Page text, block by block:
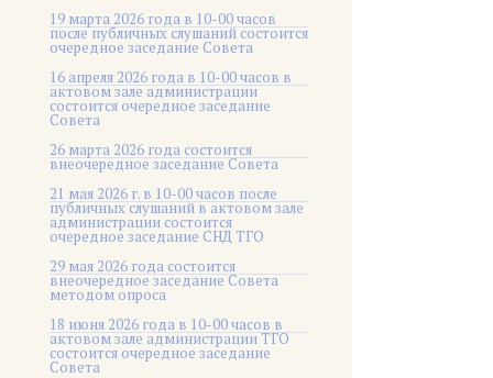
19 марта 2026 года в 10-00 часов
после публичных слушаний состоится
очередное заседание Совета
16 апреля 2026 года в 10-00 часов в
актовом зале администрации
состоится очередное заседание
Совета
26 марта 2026 года состоится
внеочередное заседание Совета
21 мая 2026 г. в 10-00 часов после
публичных слушаний в актовом зале
администрации состоится
очередное заседание СНД ТГО
29 мая 2026 года состоится
внеочередное заседание Совета
методом опроса
18 июня 2026 года в 10-00 часов в
актовом зале администрации ТГО
состоится очередное заседание
Совета